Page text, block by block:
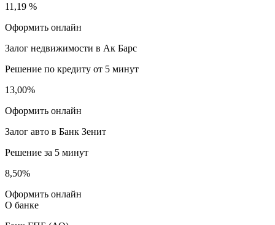
11,19 %
Оформить онлайн
Залог недвижимости в Ак Барс
Решение по кредиту от 5 минут
13,00%
Оформить онлайн
Залог авто в Банк Зенит
Решение за 5 минут
8,50%
Оформить онлайн
О банке